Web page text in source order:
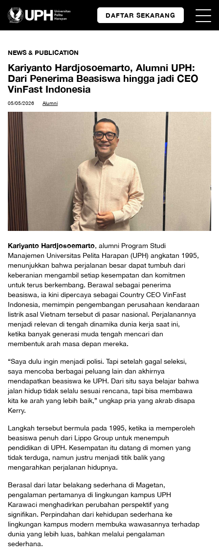
DAFTAR SEKARANG
NEWS & PUBLICATION
Kariyanto Hardjosoemarto, Alumni UPH:
Dari Penerima Beasiswa hingga jadi CEO
VinFast Indonesia
05/05/2026 Alumni
Kariyanto Hardjosoemarto, alumni Program Studi
Manajemen Universitas Pelita Harapan (UPH) angkatan 1995,
menunjukkan bahwa perjalanan besar dapat tumbuh dari
keberanian mengambil setiap kesempatan dan komitmen
untuk terus berkembang. Berawal sebagai penerima
beasiswa, ia kini dipercaya sebagai Country CEO VinFast
Indonesia, memimpin pengembangan perusahaan kendaraan
listrik asal Vietnam tersebut di pasar nasional. Perjalanannya
menjadi relevan di tengah dinamika dunia kerja saat ini,
ketika banyak generasi muda tengah mencari dan
membentuk arah masa depan mereka.
“Saya dulu ingin menjadi polisi. Tapi setelah gagal seleksi,
saya mencoba berbagai peluang lain dan akhirnya
mendapatkan beasiswa ke UPH. Dari situ saya belajar bahwa
jalan hidup tidak selalu sesuai rencana, tapi bisa membawa
kita ke arah yang lebih baik,” ungkap pria yang akrab disapa
Kerry.
Langkah tersebut bermula pada 1995, ketika ia memperoleh
beasiswa penuh dari Lippo Group untuk menempuh
pendidikan di UPH. Kesempatan itu datang di momen yang
tidak terduga, namun justru menjadi titik balik yang
mengarahkan perjalanan hidupnya.
Berasal dari latar belakang sederhana di Magetan,
pengalaman pertamanya di lingkungan kampus UPH
Karawaci menghadirkan perubahan perspektif yang
signifikan. Perpindahan dari kehidupan sederhana ke
lingkungan kampus modern membuka wawasannya terhadap
dunia yang lebih luas, bahkan melalui pengalaman
sederhana.